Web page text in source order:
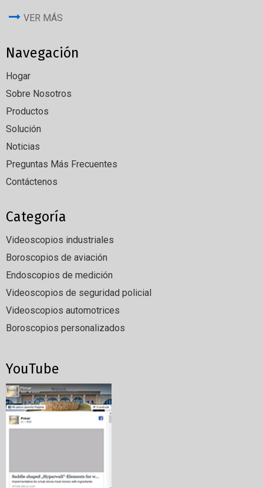
VER MÁS
Navegación
Hogar
Sobre Nosotros
Productos
Solución
Noticias
Preguntas Más Frecuentes
Contáctenos
Categoría
Videoscopios industriales
Boroscopios de aviación
Endoscopios de medición
Videoscopios de seguridad policial
Videoscopios automotrices
Boroscopios personalizados
YouTube